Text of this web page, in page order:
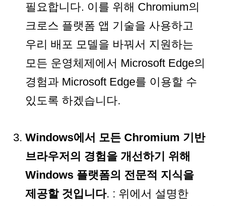
필요합니다. 이를 위해 Chromium의
크로스 플랫폼 앱 기술을 사용하고
우리 배포 모델을 바꿔서 지원하는
모든 운영체제에서 Microsoft Edge의
경험과 Microsoft Edge를 이용할 수
있도록 하겠습니다.
Windows에서 모든 Chromium 기반
브라우저의 경험을 개선하기 위해
Windows 플랫폼의 전문적 지식을
제공할 것입니다. : 위에서 설명한